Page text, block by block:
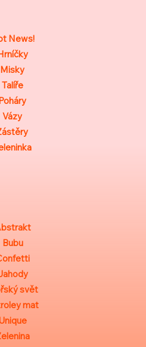
News!
Misky
Talíře
Poháry
Vázy
Bubu
svět
mat